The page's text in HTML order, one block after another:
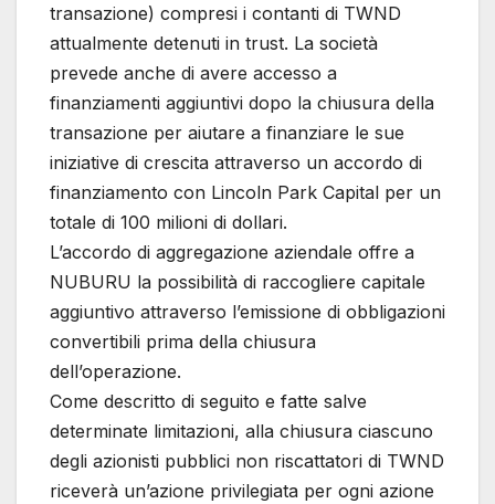
transazione) compresi i contanti di TWND
attualmente detenuti in trust. La società
prevede anche di avere accesso a
finanziamenti aggiuntivi dopo la chiusura della
transazione per aiutare a finanziare le sue
iniziative di crescita attraverso un accordo di
finanziamento con Lincoln Park Capital per un
totale di 100 milioni di dollari.
L’accordo di aggregazione aziendale offre a
NUBURU la possibilità di raccogliere capitale
aggiuntivo attraverso l’emissione di obbligazioni
convertibili prima della chiusura
dell’operazione.
Come descritto di seguito e fatte salve
determinate limitazioni, alla chiusura ciascuno
degli azionisti pubblici non riscattatori di TWND
riceverà un’azione privilegiata per ogni azione